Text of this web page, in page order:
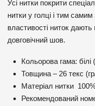
Усі нитки покрити
нитки у голці і тим
властивості ниток дають
довговічний шов.
Кольорова гама:
Товщина – 26 текс
Матеріал нитки
Рекомендований